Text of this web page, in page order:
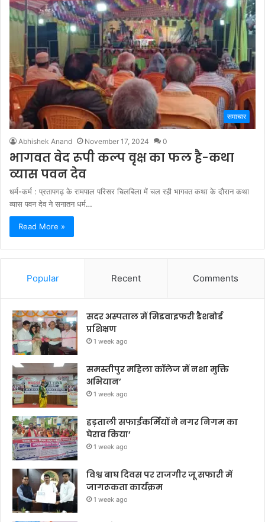
समाचार
Abhishek Anand November 17, 2024 0
भागवत वेद रूपी कल्प वृक्ष का फल है-कथा
व्यास पवन देव
धर्म-कर्म : प्रतापगढ़ के रामपाल परिसर चिलबिला में चल रही भागवत कथा के दौरान कथा
व्यास पवन देव ने सनातन धर्म…
Read More »
Popular Recent Comments
सदर अस्पताल में मिडवाइफरी डैशबोर्ड
प्रशिक्षण
1 week ago
समस्तीपुर महिला कॉलेज में नशा मुक्ति
अभियान’
1 week ago
हड़ताली सफाईकर्मियों ने नगर निगम का
घेराव किया’
1 week ago
विश्व बाघ दिवस पर राजगीर जू सफारी में
जागरूकता कार्यक्रम
1 week ago